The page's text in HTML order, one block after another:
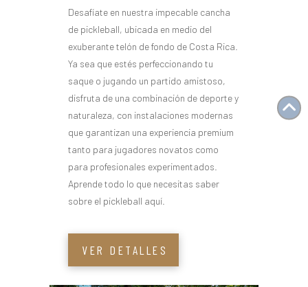
Desafíate en nuestra impecable cancha
de pickleball, ubicada en medio del
exuberante telón de fondo de Costa Rica.
Ya sea que estés perfeccionando tu
saque o jugando un partido amistoso,
disfruta de una combinación de deporte y
naturaleza, con instalaciones modernas
que garantizan una experiencia premium
tanto para jugadores novatos como
para profesionales experimentados.
Aprende todo lo que necesitas saber
sobre el pickleball aquí.
VER DETALLES